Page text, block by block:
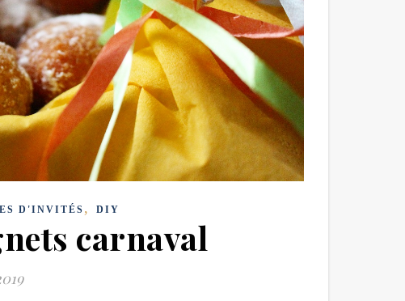
D'INVITÉS , DIY
carnaval